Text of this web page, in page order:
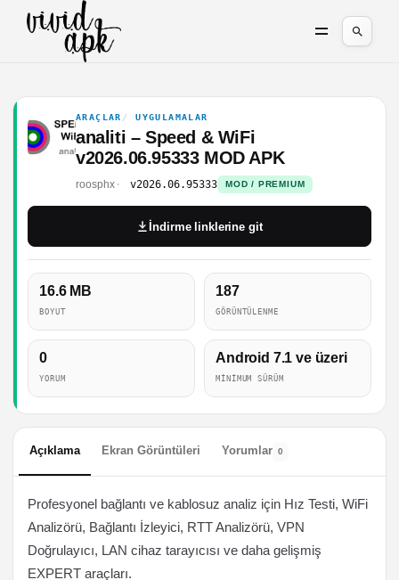
ARAÇLAR UYGULAMALAR
analiti – Speed & WiFi
v2026.06.95333 MOD APK
roosphx v2026.06.95333 MOD / PREMIUM
16.6 MB
BOYUT
187
GÖRÜNTÜLENME
0
YORUM
Android 7.1 ve üzeri
MINIMUM SÜRÜM
İndirme linklerine git
Açıklama Ekran Görüntüleri Yorumlar 0
Profesyonel bağlantı ve kablosuz analiz için Hız Testi, WiFi
Analizörü, Bağlantı İzleyici, RTT Analizörü, VPN
Doğrulayıcı, LAN cihaz tarayıcısı ve daha gelişmiş
EXPERT araçları.